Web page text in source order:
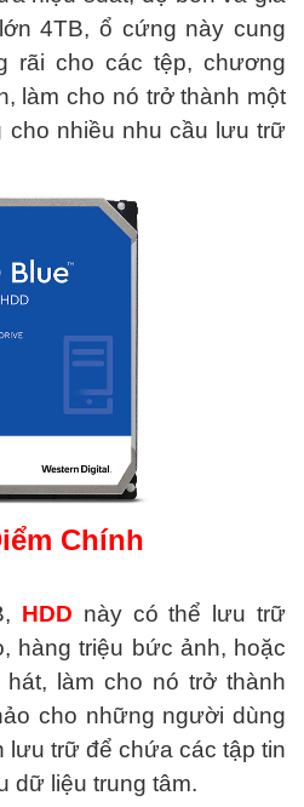
4TB, ổ cứng này cung
rãi cho các tệp, chương
làm cho nó trở thành một
nhiều nhu cầu lưu trữ
Chính
HDD này có thể lưu trữ
hàng triệu bức ảnh, hoặc
hát, làm cho nó trở thành
cho những người dùng
lưu trữ để chứa các tập tin
dữ liệu trung tâm.